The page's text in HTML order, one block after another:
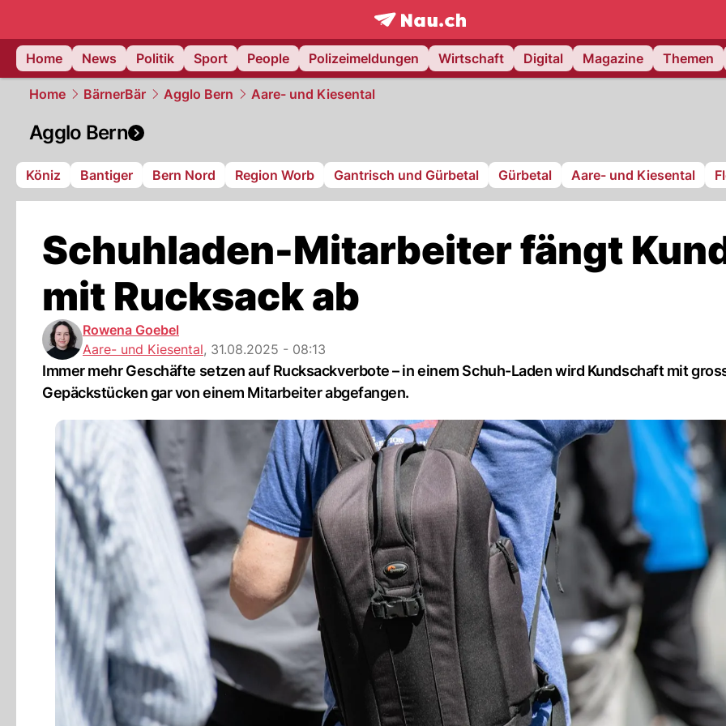
frontpage.NAU.ch
Home
News Politik Sport People Polizeimeldungen Wirtschaft Digital Magazine Themen
Home BärnerBär Agglo Bern Aare- und Kiesental
Agglo Bern
Köniz Bantiger Bern Nord Region Worb Gantrisch und Gürbetal Gürbetal Aare- und Kiesental
Schuhladen-Mitarbeiter fängt
mit Rucksack ab
Rowena Goebel
Aare- und Kiesental, 31.08.2025 - 08:13
Immer mehr Geschäfte setzen auf Rucksackverbote – in einem Schuh-Laden wird Kundschaft mit
Gepäckstücken gar von einem Mitarbeiter abgefangen.